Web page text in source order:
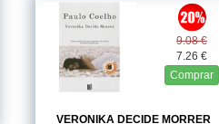
9.08 €
7.26 €
Comprar
VERONIKA DECIDE MORRER